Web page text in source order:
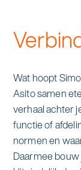
Wat hoopt
Asito samen
verhaal achter
functie of
normen en
Daarmee